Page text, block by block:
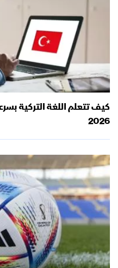
كيف تتعلم اللغة التركية
2026